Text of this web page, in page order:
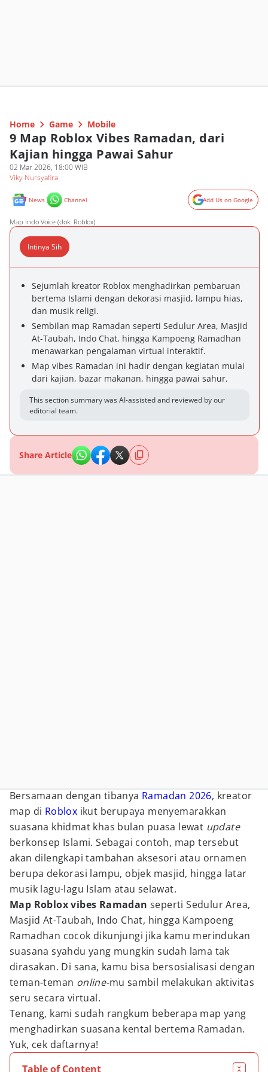
Home Game Mobile
9 Map Roblox Vibes Ramadan, dari
Kajian hingga Pawai Sahur
02 Mar 2026, 18:00 WIB
Viky Nursyafira
News Channel Add Us on Google
Map Indo Voice (dok. Roblox)
Intinya Sih
Sejumlah kreator Roblox menghadirkan pembaruan
bertema Islami dengan dekorasi masjid, lampu hias,
dan musik religi.
Sembilan map Ramadan seperti Sedulur Area, Masjid
At-Taubah, Indo Chat, hingga Kampoeng Ramadhan
menawarkan pengalaman virtual interaktif.
Map vibes Ramadan ini hadir dengan kegiatan mulai
dari kajian, bazar makanan, hingga pawai sahur.
This section summary was AI-assisted and reviewed by our
editorial team.
Share Article
Bersamaan dengan tibanya Ramadan 2026, kreator
map di Roblox ikut berupaya menyemarakkan
suasana khidmat khas bulan puasa lewat update
berkonsep Islami. Sebagai contoh, map tersebut
akan dilengkapi tambahan aksesori atau ornamen
berupa dekorasi lampu, objek masjid, hingga latar
musik lagu-lagu Islam atau selawat.
Map Roblox vibes Ramadan seperti Sedulur Area,
Masjid At-Taubah, Indo Chat, hingga Kampoeng
Ramadhan cocok dikunjungi jika kamu merindukan
suasana syahdu yang mungkin sudah lama tak
dirasakan. Di sana, kamu bisa bersosialisasi dengan
teman-teman online-mu sambil melakukan aktivitas
seru secara virtual.
Tenang, kami sudah rangkum beberapa map yang
menghadirkan suasana kental bertema Ramadan.
Yuk, cek daftarnya!
Table of Content